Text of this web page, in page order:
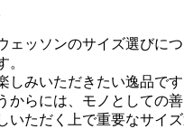
ェッソンのサイズ選びに
。
しみいただきたい逸品です
からには、モノとしての
いただく上で重要なサイ